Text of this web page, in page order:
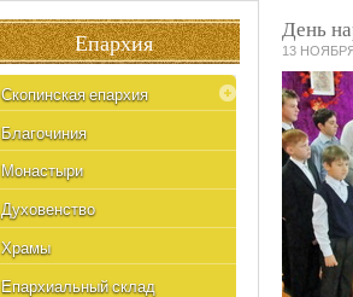
День
13
Епархия
Скопинская епархия
Благочиния
Монастыри
Духовенство
Храмы
Епархиальный склад